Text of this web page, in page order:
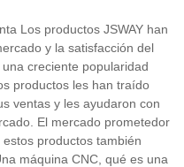
Los productos JSWAY han
y la satisfacción del
creciente popularidad
productos les han traído
ventas y les ayudaron con
El mercado prometedor
productos también
máquina CNC, qué es una